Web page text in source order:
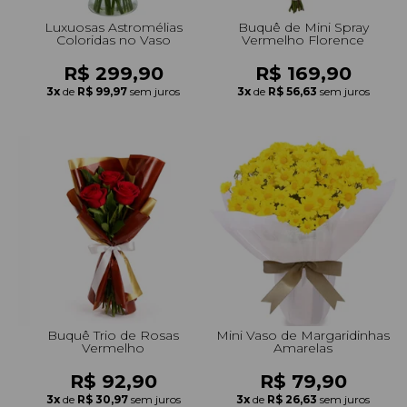
Luxuosas Astromélias
Coloridas no Vaso
R$ 299,90
3x de R$ 99,97 sem juros
Buquê de Mini Spray
Vermelho Florence
R$ 169,90
3x de R$ 56,63 sem juros
Buquê Trio de Rosas
Vermelho
R$ 92,90
3x de R$ 30,97 sem juros
Mini Vaso de Margaridinhas
Amarelas
R$ 79,90
3x de R$ 26,63 sem juros